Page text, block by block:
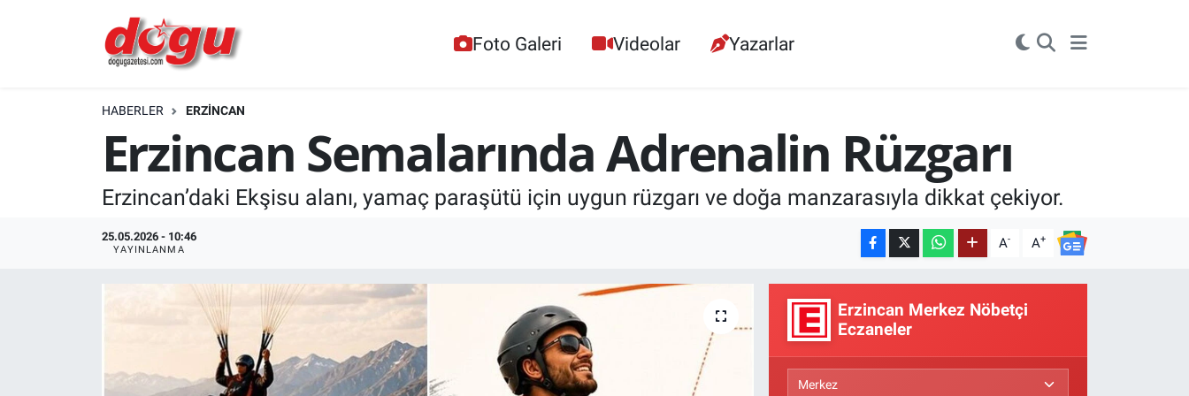
Foto Galeri Videolar Yazarlar
HABERLER ERZINCAN
Erzincan Semalarında Adrenalin Rüzgarı
Erzincan’daki Ekşisu alanı, yamaç paraşütü için uygun rüzgarı ve doğa manzarasıyla dikkat çekiyor.
25.05.2026 - 10:46
YAYINLANMA A- A+
Erzincan Merkez Nöbetçi
Eczaneler
ERZINCAN
GÜNDEM
ERZİNCAN FOTOĞRAFLARI